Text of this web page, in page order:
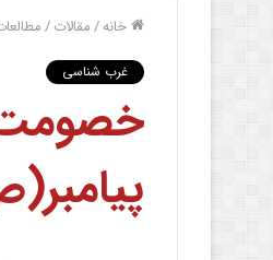
خانه/مقالات/
غرب شناسی
خصومت